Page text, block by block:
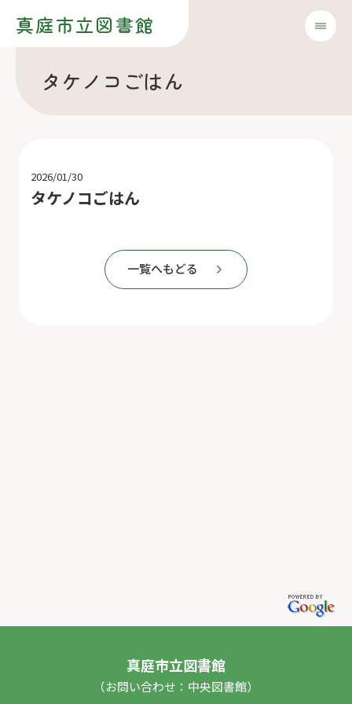
真庭市立図書館
タケノコごはん
2026/01/30
タケノコごはん
一覧へもどる
真庭市立図書館
（お問い合わせ：中央図書館）